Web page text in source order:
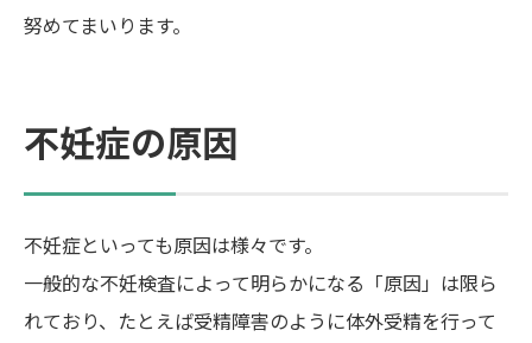
努めてまいります。
不妊症の原因
不妊症といっても原因は様々です。
一般的な不妊検査によって明らかになる「原因」は限ら
れており、たとえば受精障害のように体外受精を行って